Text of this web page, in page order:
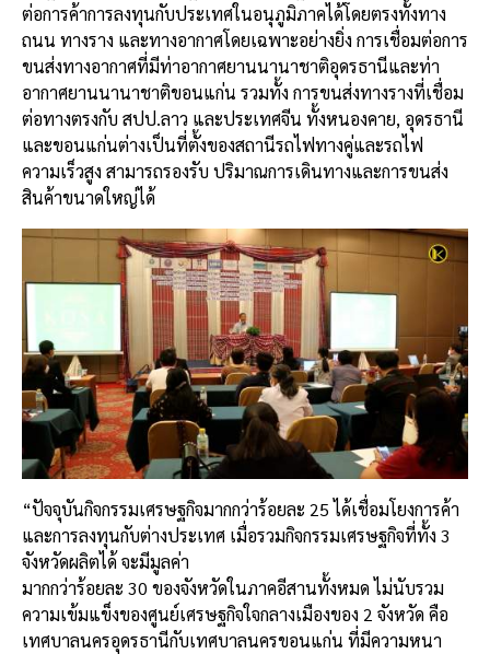
ต่อการค้าการลงทุนกับประเทศในอนุภูมิภาคได้โดยตรงทั้งทาง
ถนน ทางราง และทางอากาศโดยเฉพาะอย่างยิ่ง การเชื่อมต่อการ
ขนส่งทางอากาศที่มีท่าอากาศยานนานาชาติอุดรธานีและท่า
อากาศยานนานาชาติขอนแก่น รวมทั้ง การขนส่งทางรางที่เชื่อม
ต่อทางตรงกับ สปป.ลาว และประเทศจีน ทั้งหนองคาย, อุดรธานี
และขอนแก่นต่างเป็นที่ตั้งของสถานีรถไฟทางคู่และรถไฟ
ความเร็วสูง สามารถรองรับ ปริมาณการเดินทางและการขนส่ง
สินค้าขนาดใหญ่ได้
“ปัจจุบันกิจกรรมเศรษฐกิจมากกว่าร้อยละ 25 ได้เชื่อมโยงการค้า
และการลงทุนกับต่างประเทศ เมื่อรวมกิจกรรมเศรษฐกิจที่ทั้ง 3
จังหวัดผลิตได้ จะมีมูลค่า
มากกว่าร้อยละ 30 ของจังหวัดในภาคอีสานทั้งหมด ไม่นับรวม
ความเข้มแข็งของศูนย์เศรษฐกิจใจกลางเมืองของ 2 จังหวัด คือ
เทศบาลนครอุดรธานีกับเทศบาลนครขอนแก่น ที่มีความหนา